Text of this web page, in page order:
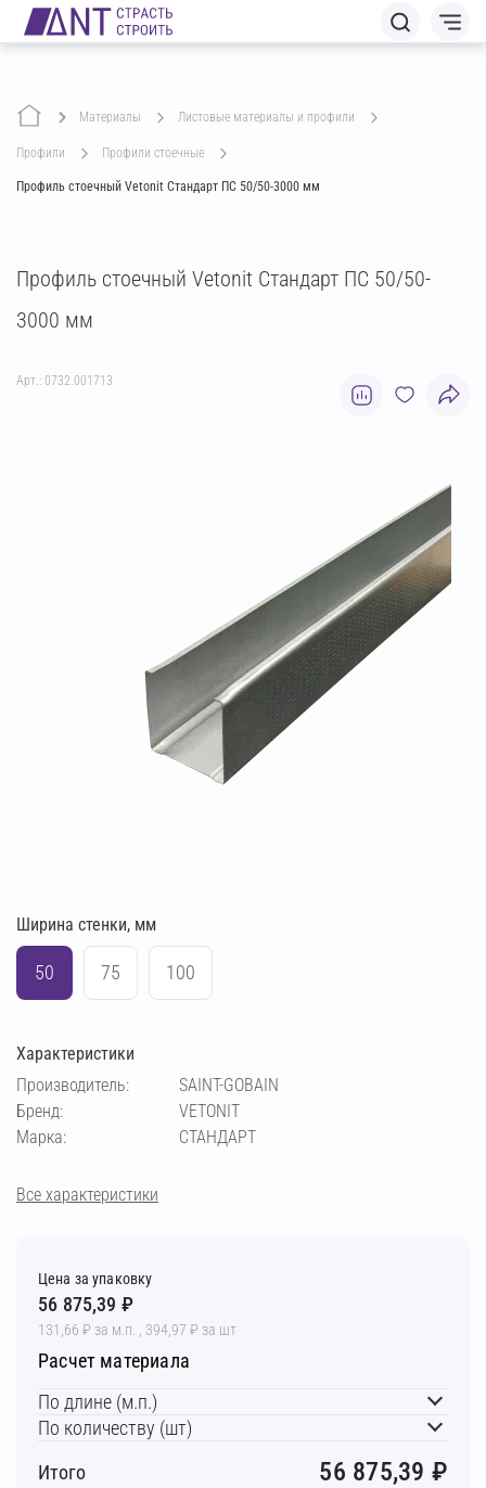
Материалы листовые материалы и профили
профили профили стоечные
Профиль стоечный Vetonit Стандарт ПС 50/50-3000 мм
Профиль стоечный Vetonit Стандарт ПС 50/50-
3000 мм
Арт.: 0732.001713
Ширина стенки, мм
50 75 100
Характеристики
Производитель:
SAINT-GOBAIN
Бренд:
VETONIT
Марка:
СТАНДАРТ
Все характеристики
Цена за упаковку
56 875,39 ₽
131,66 ₽ за м.п. , 394,97 ₽ за шт
Расчет материала
По длине (м.п.)
По количеству (шт)
Итого
56 875,39 ₽